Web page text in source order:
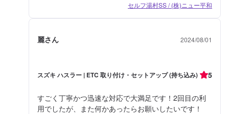
セルフ湯村SS / (株)ニュー平和
麗さん 2024/08/01
スズキ ハスラー | ETC 取り付け・セットアップ (持ち込み) 5
すごく丁寧かつ迅速な対応で大満足です！2回目の利
用でしたが、また何かあったらお願いしたいです！